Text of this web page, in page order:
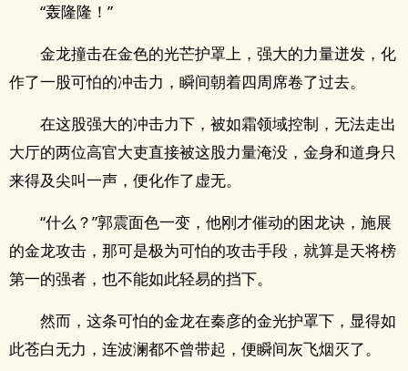
“轰隆隆！”
金龙撞击在金色的光芒护罩上，强大的力量迸发，化
作了一股可怕的冲击力，瞬间朝着四周席卷了过去。
在这股强大的冲击力下，被如霜领域控制，无法走出
大厅的两位高官大吏直接被这股力量淹没，金身和道身只
来得及尖叫一声，便化作了虚无。
“什么？”郭震面色一变，他刚才催动的困龙诀，施展
的金龙攻击，那可是极为可怕的攻击手段，就算是天将榜
第一的强者，也不能如此轻易的挡下。
然而，这条可怕的金龙在秦彦的金光护罩下，显得如
此苍白无力，连波澜都不曾带起，便瞬间灰飞烟灭了。